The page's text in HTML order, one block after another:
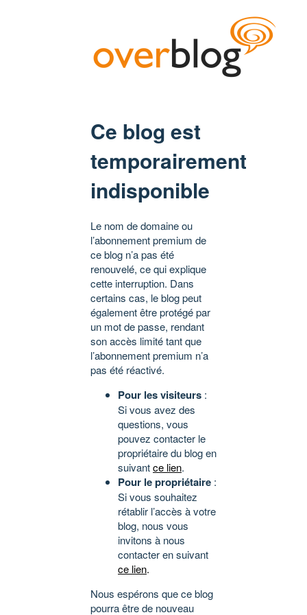
Ce blog est
temporairement
indisponible
Le nom de domaine ou
l’abonnement premium de
ce blog n’a pas été
renouvelé, ce qui explique
cette interruption. Dans
certains cas, le blog peut
également être protégé par
un mot de passe, rendant
son accès limité tant que
l’abonnement premium n’a
pas été réactivé.
Pour les visiteurs :
Si vous avez des
questions, vous
pouvez contacter le
propriétaire du blog en
suivantce lien.
Pour le propriétaire :
Si vous souhaitez
rétablir l’accès à votre
blog, nous vous
invitons à nous
contacter en suivant
ce lien.
Nous espérons que ce blog
pourra être de nouveau